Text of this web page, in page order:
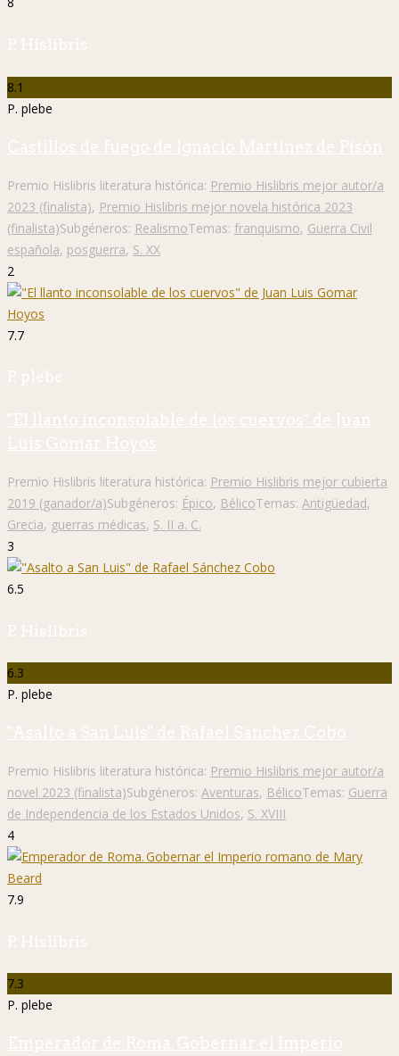
P. Hislibris
8.1
P. plebe
Castillos de fuego de Ignacio Martínez de Pisón
Premio Hislibris literatura histórica: Premio Hislibris mejor autor/a
2023 (finalista), Premio Hislibris mejor novela histórica 2023
(finalista)Subgéneros: RealismoTemas: franquismo, Guerra Civil
española, posguerra, S. XX
2
7.7
P. plebe
"El llanto inconsolable de los cuervos" de Juan
Luis Gomar Hoyos
Premio Hislibris literatura histórica: Premio Hislibris mejor cubierta
2019 (ganador/a)Subgéneros: Épico, BélicoTemas: Antigüedad,
Grecia, guerras médicas, S. II a. C.
3
6.5
P. Hislibris
6.3
P. plebe
"Asalto a San Luis" de Rafael Sánchez Cobo
Premio Hislibris literatura histórica: Premio Hislibris mejor autor/a
novel 2023 (finalista)Subgéneros: Aventuras, BélicoTemas: Guerra
de Independencia de los Estados Unidos, S. XVIII
4
7.9
P. Hislibris
7.3
P. plebe
Emperador de Roma. Gobernar el Imperio